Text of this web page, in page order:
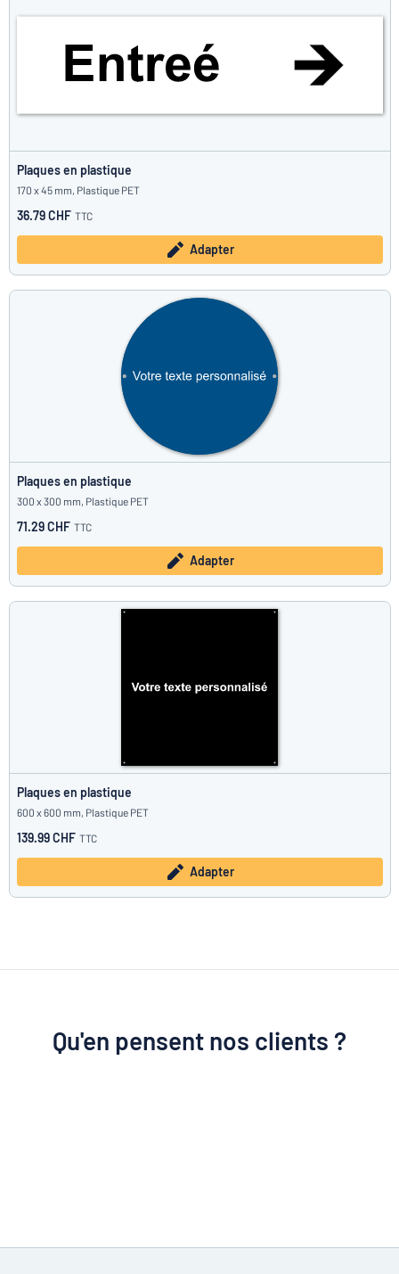
Plaques en plastique
170 x 45 mm, Plastique PET
36.79 CHF TTC
Adapter
Plaques en plastique
300 x 300 mm, Plastique PET
71.29 CHF TTC
Adapter
Plaques en plastique
600 x 600 mm, Plastique PET
139.99 CHF TTC
Adapter
Qu'en pensent nos clients ?